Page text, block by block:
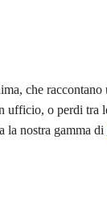
che raccontano
ufficio, o perdi tra
la nostra gamma di